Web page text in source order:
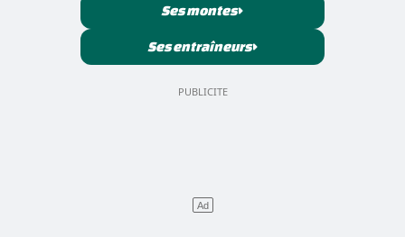
Ses montes
Ses entraîneurs